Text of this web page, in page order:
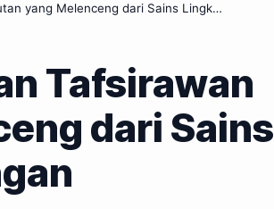
yang Melenceng dari Sains Lingk…
Tafsirawan
dari Sains